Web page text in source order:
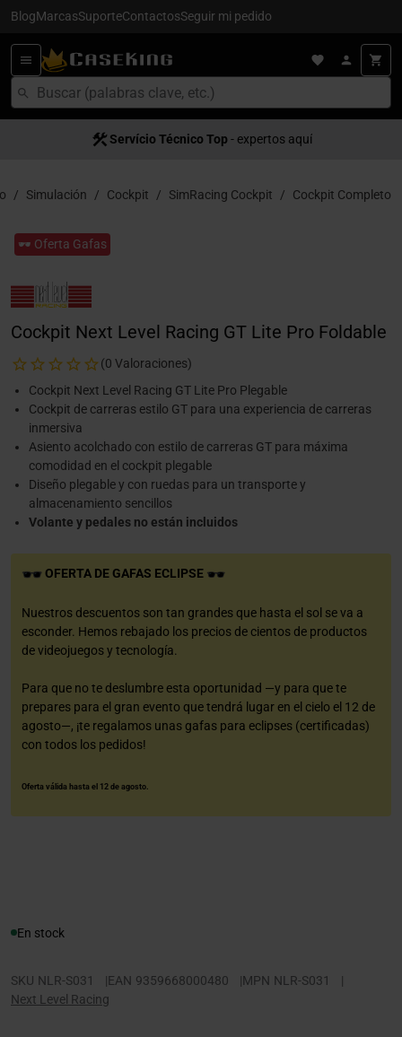
BlogMarcasSuporteContactosSeguir mi pedido
Servício Técnico Top - expertos aquí
Simulación Cockpit SimRacing Cockpit Cockpit Completo
🕶️ Oferta Gafas
Cockpit Next Level Racing GT Lite Pro Foldable
(0 Valoraciones)
Cockpit Next Level Racing GT Lite Pro Plegable
Cockpit de carreras estilo GT para una experiencia de carreras
inmersiva
Asiento acolchado con estilo de carreras GT para máxima
comodidad en el cockpit plegable
Diseño plegable y con ruedas para un transporte y
almacenamiento sencillos
Volante y pedales no están incluidos
OFERTA DE GAFAS ECLIPSE
Nuestros descuentos son tan grandes que hasta el sol se va a
esconder. Hemos rebajado los precios de cientos de productos
de videojuegos y tecnología.
Para que no te deslumbre esta oportunidad —y para que te
prepares para el gran evento que tendrá lugar en el cielo el 12 de
agosto—, ¡te regalamos unas gafas para eclipses (certificadas)
con todos los pedidos!
Oferta válida hasta el 12 de agosto.
En stock
SKU NLR-S031 |EAN 9359668000480 |MPN NLR-S031
|
Next Level Racing